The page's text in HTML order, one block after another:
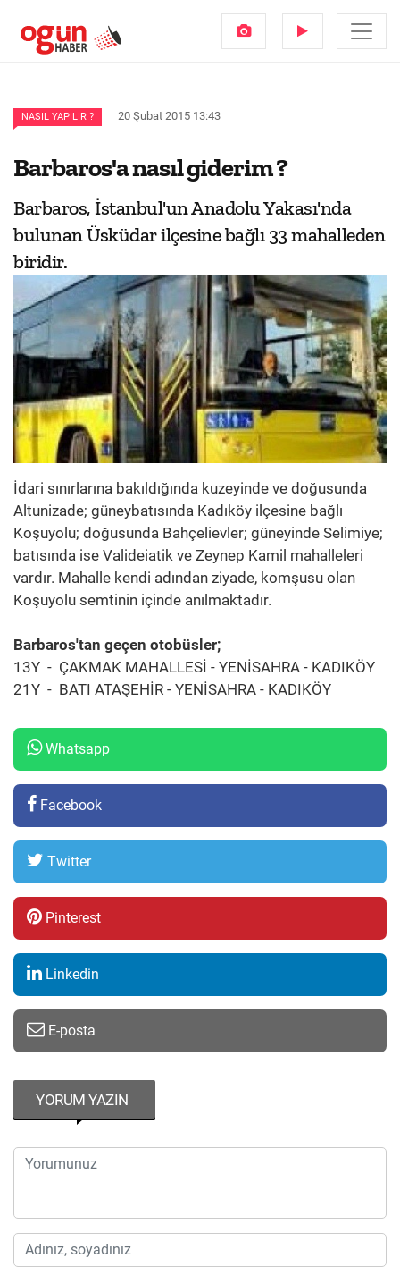
NASIL YAPILIR ? 20 Şubat 2015 13:43
Barbaros'a nasıl giderim ?
Barbaros, İstanbul'un Anadolu Yakası'nda
bulunan Üsküdar ilçesine bağlı 33 mahalleden
biridir.
İdari sınırlarına bakıldığında kuzeyinde ve doğusunda
Altunizade; güneybatısında Kadıköy ilçesine bağlı
Koşuyolu; doğusunda Bahçelievler; güneyinde Selimiye;
batısında ise Valideiatik ve Zeynep Kamil mahalleleri
vardır. Mahalle kendi adından ziyade, komşusu olan
Koşuyolu semtinin içinde anılmaktadır.
Barbaros'tan geçen otobüsler;
13Y - ÇAKMAK MAHALLESİ - YENİSAHRA - KADIKÖY
21Y - BATI ATAŞEHİR - YENİSAHRA - KADIKÖY
Whatsapp
Facebook
Twitter
Pinterest
Linkedin
E-posta
YORUM YAZIN